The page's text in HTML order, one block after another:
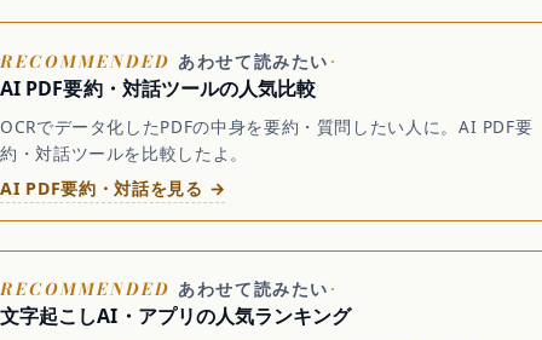
あわせて読みたい
AI PDF要約・対話ツールの人気比較
OCRでデータ化したPDFの中身を要約・質問したい人に。AI PDF要
約・対話ツールを比較したよ。
AI PDF要約・対話を見る →
あわせて読みたい
文字起こしAI・アプリの人気ランキング